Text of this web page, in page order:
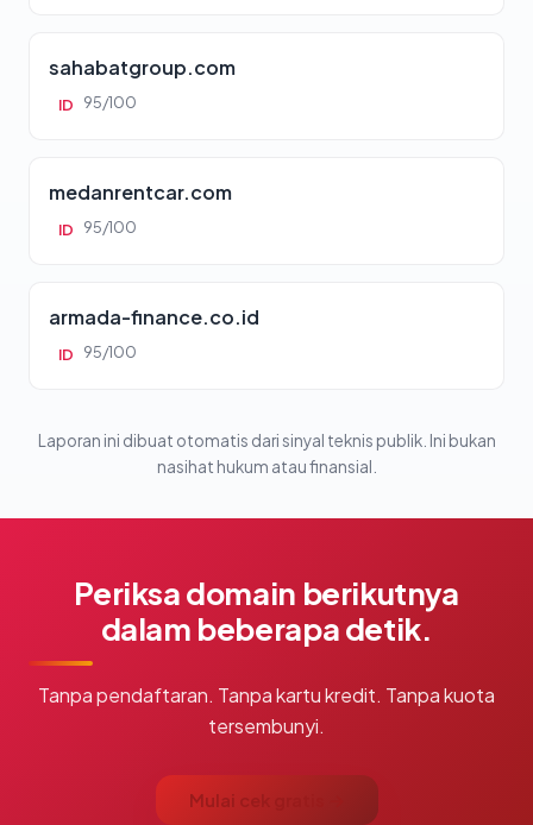
sahabatgroup.com
ID 95/100
medanrentcar.com
ID 95/100
armada-finance.co.id
ID 95/100
Laporan ini dibuat otomatis dari sinyal teknis publik. Ini bukan
nasihat hukum atau finansial.
Periksa domain berikutnya
dalam beberapa detik.
Tanpa pendaftaran. Tanpa kartu kredit. Tanpa kuota
tersembunyi.
Mulai cek gratis →